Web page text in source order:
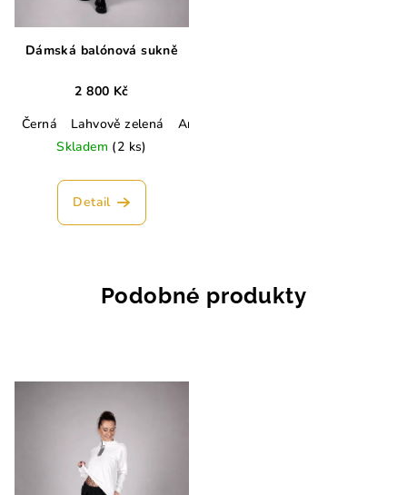
Dámská balónová sukně
2 800 Kč
Černá
Lahvově zelená
Army zelená
Skladem (2 ks)
Detail
Podobné produkty